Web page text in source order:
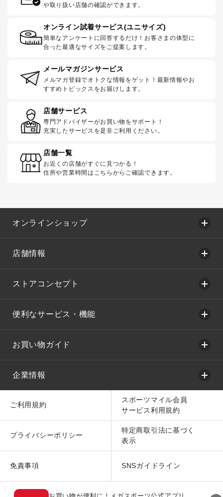
や取り扱い店舗の確認ができます。
オンライン試着サービス(ユニサイズ)
簡単なアンケートに回答するだけ！お客さまの体型に
合った最適なサイズをご提案します。
メールマガジンサービス
メルマガ登録でオトクな情報をゲット！最新情報やお
すすめトピックスをお届けします。
店舗サービス
専門アドバイザーがお買い物をサポート！
充実したサービスを是非ご利用ください。
店舗一覧
お近くの店舗がすぐに見つかる！
住所や営業時間はこちらからご確認できます。
オンラインショップ
店舗情報
ストアコンセプト
便利なサービス・機能
お買い物ガイド
企業情報
ご利用規約
スポーツマイル会員
サービス利用規約
プライバシーポリシー
特定商取引法に基づく
表示
免責事項 SNSガイドライン